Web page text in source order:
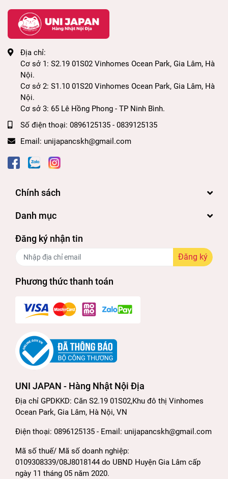
Địa chỉ:
Cơ sở 1: S2.19 01S02 Vinhomes Ocean Park, Gia Lâm, Hà
Nội.
Cơ sở 2: S1.10 01S20 Vinhomes Ocean Park, Gia Lâm, Hà
Nội.
Cơ sở 3: 65 Lê Hồng Phong - TP Ninh Bình.
Số điện thoại: 0896125135 - 0839125135
Email: unijapancskh@gmail.com
Chính sách
Danh mục
Đăng ký nhận tin
Đăng ký
Phương thức thanh toán
UNI JAPAN - Hàng Nhật Nội Địa
Địa chỉ GPDKKD: Căn S2.19 01S02,Khu đô thị Vinhomes
Ocean Park, Gia Lâm, Hà Nội, VN
Điện thoại: 0896125135 - Email: unijapancskh@gmail.com
Mã số thuế/ Mã số doanh nghiệp:
0109308339/08J8018144 do UBND Huyện Gia Lâm cấp
ngày 11 tháng 05 năm 2020.